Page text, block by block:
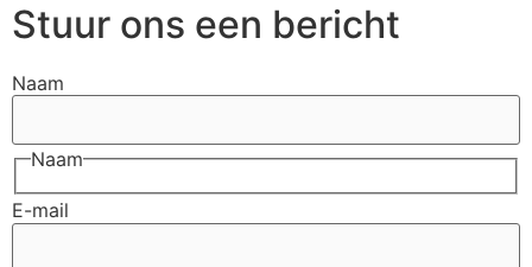
Stuur ons een bericht
Naam
Naam
E-mail